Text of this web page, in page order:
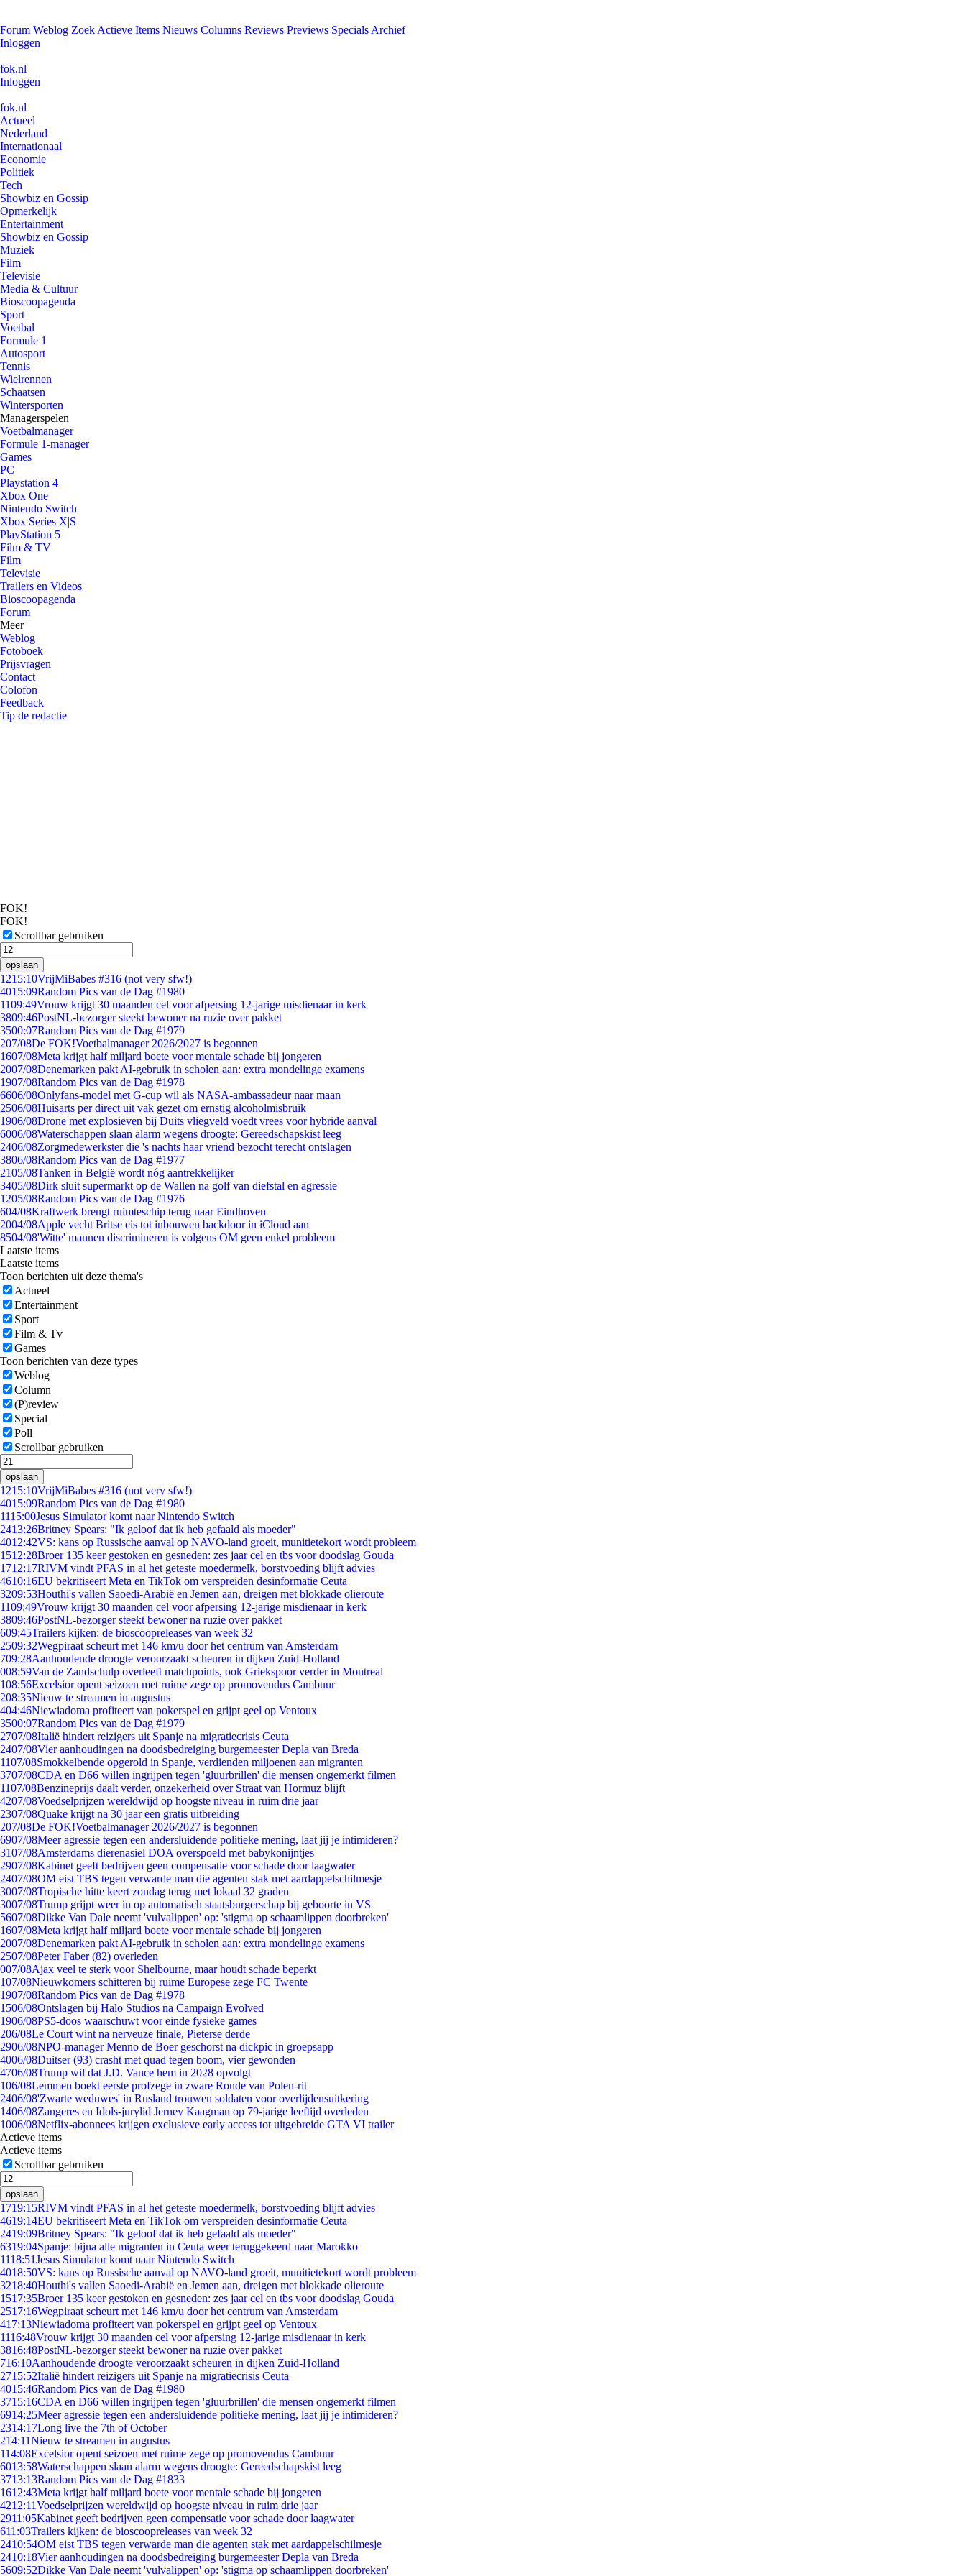
Forum Weblog Zoek Actieve Items Nieuws Columns Reviews Previews Specials Archief
Inloggen
fok.nl
Inloggen
fok.nl
Actueel
Nederland
Internationaal
Economie
Politiek
Tech
Showbiz en Gossip
Opmerkelijk
Entertainment
Showbiz en Gossip
Muziek
Film
Televisie
Media & Cultuur
Bioscoopagenda
Sport
Voetbal
Formule 1
Autosport
Tennis
Wielrennen
Schaatsen
Wintersporten
Managerspelen
Voetbalmanager
Formule 1-manager
Games
PC
Playstation 4
Xbox One
Nintendo Switch
Xbox Series X|S
PlayStation 5
Film & TV
Film
Televisie
Trailers en Videos
Bioscoopagenda
Forum
Meer
Weblog
Fotoboek
Prijsvragen
Contact
Colofon
Feedback
Tip de redactie
FOK!
FOK!
Scrollbar gebruiken
opslaan
1215:10VrijMiBabes #316 (not very sfw!)
4015:09Random Pics van de Dag #1980
1109:49Vrouw krijgt 30 maanden cel voor afpersing 12-jarige misdienaar in kerk
3809:46PostNL-bezorger steekt bewoner na ruzie over pakket
3500:07Random Pics van de Dag #1979
207/08De FOK!Voetbalmanager 2026/2027 is begonnen
1607/08Meta krijgt half miljard boete voor mentale schade bij jongeren
2007/08Denemarken pakt AI-gebruik in scholen aan: extra mondelinge examens
1907/08Random Pics van de Dag #1978
6606/08Onlyfans-model met G-cup wil als NASA-ambassadeur naar maan
2506/08Huisarts per direct uit vak gezet om ernstig alcoholmisbruik
1906/08Drone met explosieven bij Duits vliegveld voedt vrees voor hybride aanval
6006/08Waterschappen slaan alarm wegens droogte: Gereedschapskist leeg
2406/08Zorgmedewerkster die 's nachts haar vriend bezocht terecht ontslagen
3806/08Random Pics van de Dag #1977
2105/08Tanken in België wordt nóg aantrekkelijker
3405/08Dirk sluit supermarkt op de Wallen na golf van diefstal en agressie
1205/08Random Pics van de Dag #1976
604/08Kraftwerk brengt ruimteschip terug naar Eindhoven
2004/08Apple vecht Britse eis tot inbouwen backdoor in iCloud aan
8504/08'Witte' mannen discrimineren is volgens OM geen enkel probleem
Laatste items
Laatste items
Toon berichten uit deze thema's
Actueel
Entertainment
Sport
Film & Tv
Games
Toon berichten van deze types
Weblog
Column
(P)review
Special
Poll
Scrollbar gebruiken
opslaan
1215:10VrijMiBabes #316 (not very sfw!)
4015:09Random Pics van de Dag #1980
1115:00Jesus Simulator komt naar Nintendo Switch
2413:26Britney Spears: "Ik geloof dat ik heb gefaald als moeder"
4012:42VS: kans op Russische aanval op NAVO-land groeit, munitietekort wordt probleem
1512:28Broer 135 keer gestoken en gesneden: zes jaar cel en tbs voor doodslag Gouda
1712:17RIVM vindt PFAS in al het geteste moedermelk, borstvoeding blijft advies
4610:16EU bekritiseert Meta en TikTok om verspreiden desinformatie Ceuta
3209:53Houthi's vallen Saoedi-Arabië en Jemen aan, dreigen met blokkade olieroute
1109:49Vrouw krijgt 30 maanden cel voor afpersing 12-jarige misdienaar in kerk
3809:46PostNL-bezorger steekt bewoner na ruzie over pakket
609:45Trailers kijken: de bioscoopreleases van week 32
2509:32Wegpiraat scheurt met 146 km/u door het centrum van Amsterdam
709:28Aanhoudende droogte veroorzaakt scheuren in dijken Zuid-Holland
008:59Van de Zandschulp overleeft matchpoints, ook Griekspoor verder in Montreal
108:56Excelsior opent seizoen met ruime zege op promovendus Cambuur
208:35Nieuw te streamen in augustus
404:46Niewiadoma profiteert van pokerspel en grijpt geel op Ventoux
3500:07Random Pics van de Dag #1979
2707/08Italië hindert reizigers uit Spanje na migratiecrisis Ceuta
2407/08Vier aanhoudingen na doodsbedreiging burgemeester Depla van Breda
1107/08Smokkelbende opgerold in Spanje, verdienden miljoenen aan migranten
3707/08CDA en D66 willen ingrijpen tegen 'gluurbrillen' die mensen ongemerkt filmen
1107/08Benzineprijs daalt verder, onzekerheid over Straat van Hormuz blijft
4207/08Voedselprijzen wereldwijd op hoogste niveau in ruim drie jaar
2307/08Quake krijgt na 30 jaar een gratis uitbreiding
207/08De FOK!Voetbalmanager 2026/2027 is begonnen
6907/08Meer agressie tegen een andersluidende politieke mening, laat jij je intimideren?
3107/08Amsterdams dierenasiel DOA overspoeld met babykonijntjes
2907/08Kabinet geeft bedrijven geen compensatie voor schade door laagwater
2407/08OM eist TBS tegen verwarde man die agenten stak met aardappelschilmesje
3007/08Tropische hitte keert zondag terug met lokaal 32 graden
3007/08Trump grijpt weer in op automatisch staatsburgerschap bij geboorte in VS
5607/08Dikke Van Dale neemt 'vulvalippen' op: 'stigma op schaamlippen doorbreken'
1607/08Meta krijgt half miljard boete voor mentale schade bij jongeren
2007/08Denemarken pakt AI-gebruik in scholen aan: extra mondelinge examens
2507/08Peter Faber (82) overleden
007/08Ajax veel te sterk voor Shelbourne, maar houdt schade beperkt
107/08Nieuwkomers schitteren bij ruime Europese zege FC Twente
1907/08Random Pics van de Dag #1978
1506/08Ontslagen bij Halo Studios na Campaign Evolved
1906/08PS5-doos waarschuwt voor einde fysieke games
206/08Le Court wint na nerveuze finale, Pieterse derde
2906/08NPO-manager Menno de Boer geschorst na dickpic in groepsapp
4006/08Duitser (93) crasht met quad tegen boom, vier gewonden
4706/08Trump wil dat J.D. Vance hem in 2028 opvolgt
106/08Lemmen boekt eerste profzege in zware Ronde van Polen-rit
2406/08'Zwarte weduwes' in Rusland trouwen soldaten voor overlijdensuitkering
1406/08Zangeres en Idols-jurylid Jerney Kaagman op 79-jarige leeftijd overleden
1006/08Netflix-abonnees krijgen exclusieve early access tot uitgebreide GTA VI trailer
Actieve items
Actieve items
Scrollbar gebruiken
opslaan
1719:15RIVM vindt PFAS in al het geteste moedermelk, borstvoeding blijft advies
4619:14EU bekritiseert Meta en TikTok om verspreiden desinformatie Ceuta
2419:09Britney Spears: "Ik geloof dat ik heb gefaald als moeder"
6319:04Spanje: bijna alle migranten in Ceuta weer teruggekeerd naar Marokko
1118:51Jesus Simulator komt naar Nintendo Switch
4018:50VS: kans op Russische aanval op NAVO-land groeit, munitietekort wordt probleem
3218:40Houthi's vallen Saoedi-Arabië en Jemen aan, dreigen met blokkade olieroute
1517:35Broer 135 keer gestoken en gesneden: zes jaar cel en tbs voor doodslag Gouda
2517:16Wegpiraat scheurt met 146 km/u door het centrum van Amsterdam
417:13Niewiadoma profiteert van pokerspel en grijpt geel op Ventoux
1116:48Vrouw krijgt 30 maanden cel voor afpersing 12-jarige misdienaar in kerk
3816:48PostNL-bezorger steekt bewoner na ruzie over pakket
716:10Aanhoudende droogte veroorzaakt scheuren in dijken Zuid-Holland
2715:52Italië hindert reizigers uit Spanje na migratiecrisis Ceuta
4015:46Random Pics van de Dag #1980
3715:16CDA en D66 willen ingrijpen tegen 'gluurbrillen' die mensen ongemerkt filmen
6914:25Meer agressie tegen een andersluidende politieke mening, laat jij je intimideren?
2314:17Long live the 7th of October
214:11Nieuw te streamen in augustus
114:08Excelsior opent seizoen met ruime zege op promovendus Cambuur
6013:58Waterschappen slaan alarm wegens droogte: Gereedschapskist leeg
3713:13Random Pics van de Dag #1833
1612:43Meta krijgt half miljard boete voor mentale schade bij jongeren
4212:11Voedselprijzen wereldwijd op hoogste niveau in ruim drie jaar
2911:05Kabinet geeft bedrijven geen compensatie voor schade door laagwater
611:03Trailers kijken: de bioscoopreleases van week 32
2410:54OM eist TBS tegen verwarde man die agenten stak met aardappelschilmesje
2410:18Vier aanhoudingen na doodsbedreiging burgemeester Depla van Breda
5609:52Dikke Van Dale neemt 'vulvalippen' op: 'stigma op schaamlippen doorbreken'